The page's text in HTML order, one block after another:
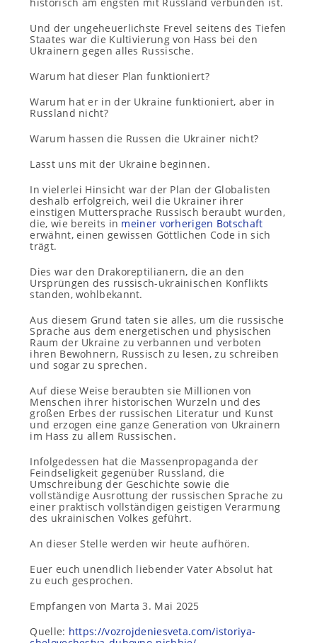
Und der ungeheuerlichste Frevel seitens des Tiefen
Staates war die Kultivierung von Hass bei den
Ukrainern gegen alles Russische.
Warum hat dieser Plan funktioniert?
Warum hat er in der Ukraine funktioniert, aber in
Russland nicht?
Warum hassen die Russen die Ukrainer nicht?
Lasst uns mit der Ukraine beginnen.
In vielerlei Hinsicht war der Plan der Globalisten
deshalb erfolgreich, weil die Ukrainer ihrer
einstigen Muttersprache Russisch beraubt wurden,
die, wie bereits in meiner vorherigen Botschaft
erwähnt, einen gewissen Göttlichen Code in sich
trägt.
Dies war den Drakoreptilianern, die an den
Ursprüngen des russisch-ukrainischen Konflikts
standen, wohlbekannt.
Aus diesem Grund taten sie alles, um die russische
Sprache aus dem energetischen und physischen
Raum der Ukraine zu verbannen und verboten
ihren Bewohnern, Russisch zu lesen, zu schreiben
und sogar zu sprechen.
Auf diese Weise beraubten sie Millionen von
Menschen ihrer historischen Wurzeln und des
großen Erbes der russischen Literatur und Kunst
und erzogen eine ganze Generation von Ukrainern
im Hass zu allem Russischen.
Infolgedessen hat die Massenpropaganda der
Feindseligkeit gegenüber Russland, die
Umschreibung der Geschichte sowie die
vollständige Ausrottung der russischen Sprache zu
einer praktisch vollständigen geistigen Verarmung
des ukrainischen Volkes geführt.
An dieser Stelle werden wir heute aufhören.
Euer euch unendlich liebender Vater Absolut hat
zu euch gesprochen.
Empfangen von Marta 3. Mai 2025
Quelle: https://vozrojdeniesveta.com/istoriya-